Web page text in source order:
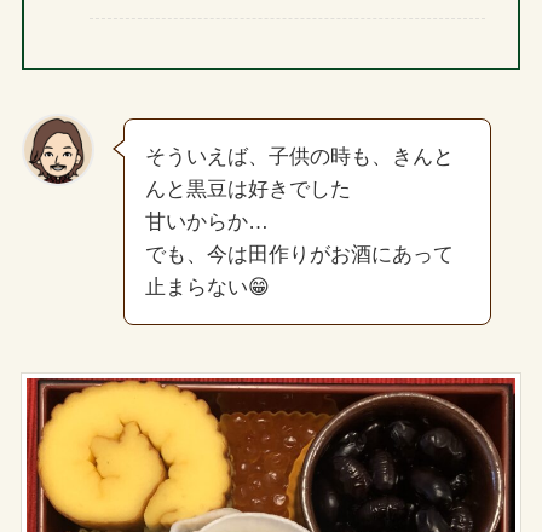
そういえば、子供の時も、きんと
んと黒豆は好きでした
甘いからか…
でも、今は田作りがお酒にあって
止まらない😁